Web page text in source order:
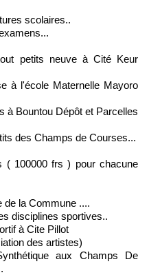
scolaires..
petits neuve à Cité Keur
à l'école Maternelle Mayoro
à Bountou Dépôt et Parcelles
des Champs de Courses...
( 100000 frs ) pour chacune
de la Commune ....
disciplines sportives..
à Cite Pillot
des artistes)
aux Champs De